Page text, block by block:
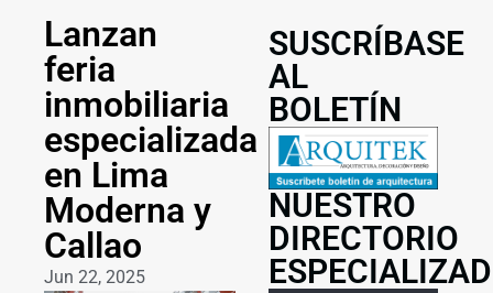
Lanzan
feria
inmobiliaria
especializada
en Lima
Moderna y
Callao
Jun 22, 2025
SUSCRÍBASE
AL
BOLETÍN
NUESTRO
DIRECTORIO